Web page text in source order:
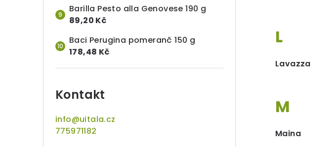
Barilla Pesto alla Genovese 190 g
89,20 Kč
Baci Perugina pomeranč 150 g
178,48 Kč
Kontakt
info@uitala.cz
775971182
L
Lavazza
M
Maina